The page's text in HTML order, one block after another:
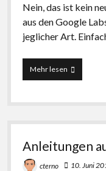
Nein, das ist kein
aus den Google
jeglicher Art.
Mehr lesenGoogle
weiß,
du
willst
Anleitungen
cterno 10. Juni